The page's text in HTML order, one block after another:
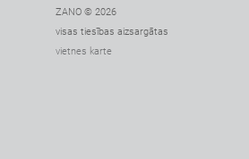
ZANO © 2026
visas tiesības aizsargātas
vietnes karte